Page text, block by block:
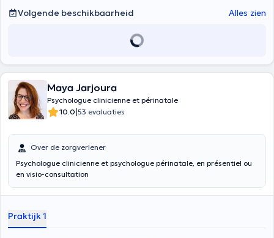
Volgende beschikbaarheid
Alles zien
Maya Jarjoura
Psychologue clinicienne et périnatale
10.0|53 evaluaties
Over de zorgverlener
Psychologue clinicienne et psychologue périnatale, en présentiel ou
en visio-consultation
Praktijk 1